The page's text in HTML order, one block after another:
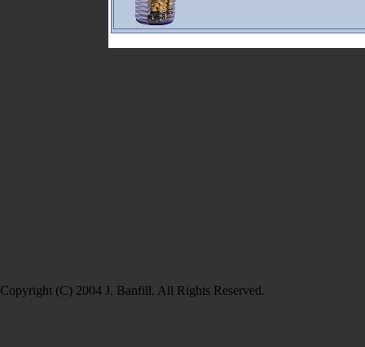
Copyright (C) 2004 J. Banfill. All Rights Reserved.